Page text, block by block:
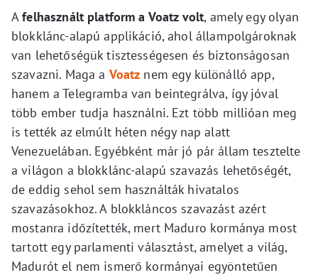
Afelhasznált platform a Voatz volt, amely egy olyan
blokklánc-alapú applikáció, ahol állampolgároknak
van lehetőségük tisztességesen és biztonságosan
szavazni. Maga a Voatz nem egy különálló app,
hanem a Telegramba van beintegrálva, így jóval
több ember tudja használni. Ezt több millióan meg
is tették az elmúlt héten négy nap alatt
Venezuelában. Egyébként már jó pár állam tesztelte
a világon a blokklánc-alapú szavazás lehetőségét,
de eddig sehol sem használták hivatalos
szavazásokhoz. A blokkláncos szavazást azért
mostanra időzítették, mert Maduro kormánya most
tartott egy parlamenti választást, amelyet a világ,
Madurót el nem ismerő kormányai egyöntetűen